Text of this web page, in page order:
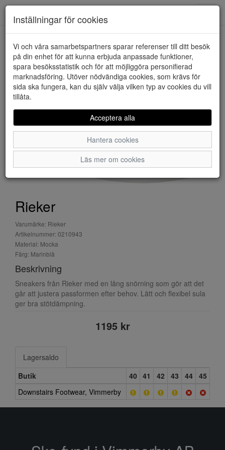
HEM RIEKER
Rieker
Varumärke: Rieker
Artikelnummer: 0210943
Material: Mocka
Färg: Marinblå
Beskrivning
Sneakers från Rieker med en lång snörning som gör att det
går att justera passformen efter behov. Lätt och flexibel sula
ger bra stötdämpning.
1195 kr
Lagersaldo
Butik
40 41 42 43 44
45
Downstairs Footwear, Vimmerby
Inställningar för cookies
Vi och våra samarbetspartners sparar referenser till ditt besök
på din enhet för att kunna erbjuda anpassade funktioner,
spara besöksstatistik och för att möjliggöra personifierad
marknadsföring. Utöver nödvändiga cookies, som krävs för
sida ska fungera, kan du själv välja vilken typ av cookies du vill
tillåta.
Acceptera alla
Hantera cookies
Läs mer om cookies